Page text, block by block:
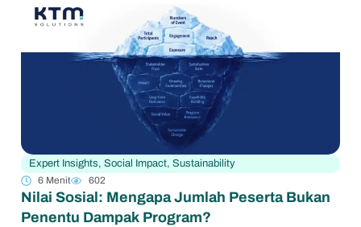
Expert Insights, Social Impact, Sustainability
6 Menit
602
Nilai Sosial: Mengapa Jumlah Peserta Bukan
Penentu Dampak Program?